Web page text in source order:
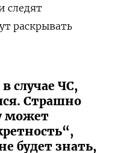
следят
раскрывать
случае ЧС,
Страшно
может
будет знать,